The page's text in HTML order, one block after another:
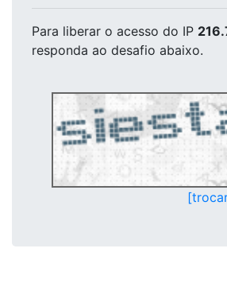
Para liberar o acesso do IP
responda ao desafio abaixo.